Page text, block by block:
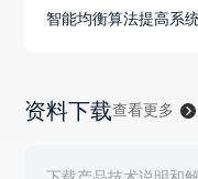
智能均衡算法提高系
资料下载查看更多